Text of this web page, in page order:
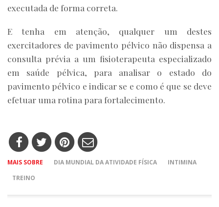
executada de forma correta.
E tenha em atenção, qualquer um destes
exercitadores de pavimento pélvico não dispensa a
consulta prévia a um fisioterapeuta especializado
em saúde pélvica, para analisar o estado do
pavimento pélvico e indicar se e como é que se deve
efetuar uma rotina para fortalecimento.
MAIS SOBRE DIA MUNDIAL DA ATIVIDADE FÍSICA
INTIMINA
TREINO